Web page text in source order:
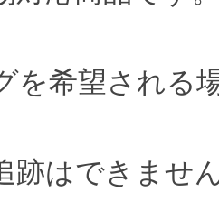
を希望される
跡はできませ